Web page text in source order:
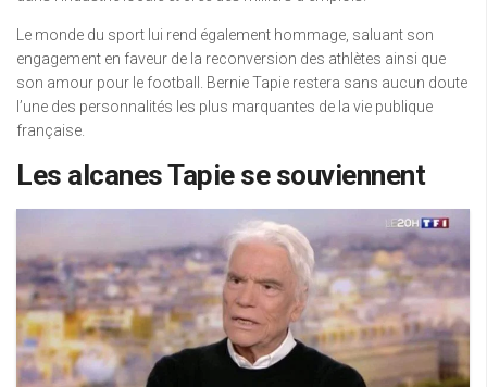
Le monde du sport lui rend également hommage, saluant son
engagement en faveur de la reconversion des athlètes ainsi que
son amour pour le football. Bernie Tapie restera sans aucun doute
l’une des personnalités les plus marquantes de la vie publique
française.
Les alcanes Tapie se souviennent